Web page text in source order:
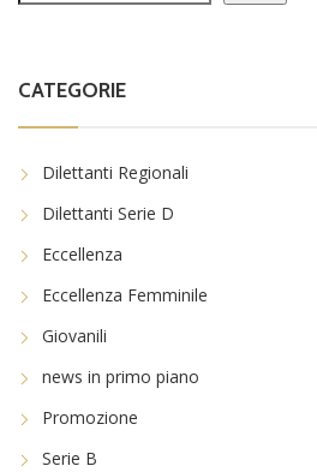
CATEGORIE
Dilettanti Regionali
Dilettanti Serie D
Eccellenza
Eccellenza Femminile
Giovanili
news in primo piano
Promozione
Serie B